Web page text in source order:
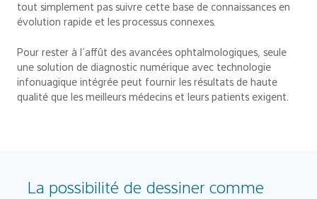
tout simplement pas suivre cette base de connaissances en
évolution rapide et les processus connexes.
Pour rester à l’affût des avancées ophtalmologiques, seule
une solution de diagnostic numérique avec technologie
infonuagique intégrée peut fournir les résultats de haute
qualité que les meilleurs médecins et leurs patients exigent.
La possibilité de dessiner comme